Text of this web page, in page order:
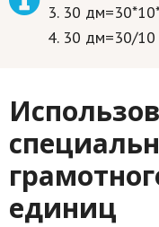
30
30 дм=30/
единиц